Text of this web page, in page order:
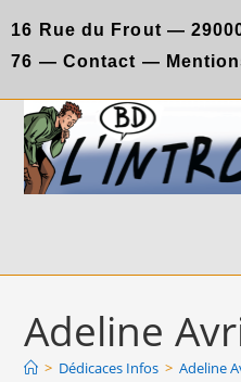
to
content
16 Rue du Frout —
76 — Contact —
Adeline
> Dédicaces Infos > Adeline